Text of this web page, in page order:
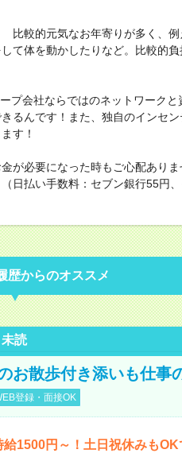
較的元気なお年寄りが多く、例
て体を動かしたりなど。比較的
会社ならではのネットワークと
るんです！また、独自のインセ
す！
必要になった時もご心配ありま
日払い手数料：セブン銀行55円
歴からのオススメ
未読
お散歩付き添いも仕事
登録・面接OK
1500円～！土日祝休みもOK